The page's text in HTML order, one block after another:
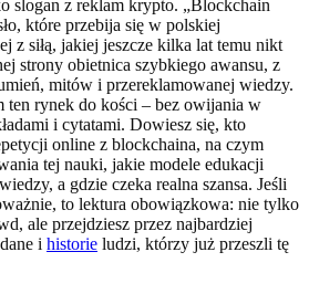
slogan z reklam krypto. „Blockchain
które przebija się w polskiej
z siłą, jakiej jeszcze kilka lat temu nikt
strony obietnica szybkiego awansu, z
mitów i przereklamowanej wiedzy.
ten rynek do kości – bez owijania w
i cytatami. Dowiesz się, kto
online z blockchaina, na czym
tej nauki, jakie modele edukacji
a gdzie czeka realna szansa. Jeśli
to lektura obowiązkowa: nie tylko
ale przejdziesz przez najbardziej
i historie ludzi, którzy już przeszli tę